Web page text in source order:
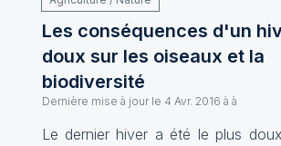
Les conséquences d'un
doux sur les oiseaux et la
biodiversité
Dernière mise à jour le 4 Avr. 2016 à à
Le dernier hiver a été le plus